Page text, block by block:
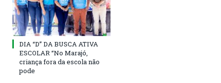
DIA “D” DA BUSCA ATIVA
ESCOLAR “No Marajó,
criança fora da escola não
pode